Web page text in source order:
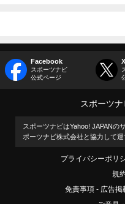
Facebook
スポーツナビ
公式ページ
スポーツナ
スポーツナビはYahoo! JAPANの
ポーツナビ株式会社と協力して運
プライバシーポリ
規
免責事項
広告掲